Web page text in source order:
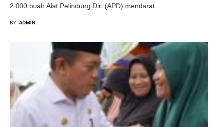
2.000 buah Alat Pelindung Diri (APD) mendarat…
BY ADMIN